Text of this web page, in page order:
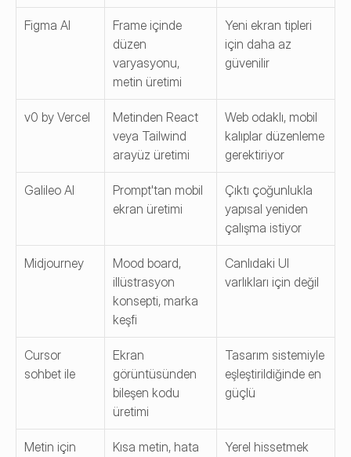
Figma AI
Frame içinde
düzen
varyasyonu,
metin üretimi
Yeni ekran tipleri
için daha az
güvenilir
v0 by Vercel
Metinden React
veya Tailwind
arayüz üretimi
Web odaklı, mobil
kalıplar düzenleme
gerektiriyor
Galileo AI
Prompt'tan mobil
ekran üretimi
Çıktı çoğunlukla
yapısal yeniden
çalışma istiyor
Midjourney
Mood board,
illüstrasyon
konsepti, marka
keşfi
Canlıdaki UI
varlıkları için değil
Cursor
sohbet ile
Ekran
görüntüsünden
bileşen kodu
üretimi
Tasarım sistemiyle
eşleştirildiğinde en
güçlü
Metin için
Kısa metin, hata
Yerel hissetmek